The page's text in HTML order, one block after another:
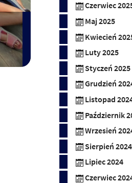
Czerwiec
Maj 2025
Kwiecień
Luty 2025
Styczeń 2025
Grudzień
Listopad
Październik
Wrzesień
Sierpień 2024
Lipiec 2024
Czerwiec